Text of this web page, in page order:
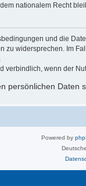
nationalem Recht
und die
zu widersprechen. Im
verbindlich, wenn der
persönlichen Daten
Powered by